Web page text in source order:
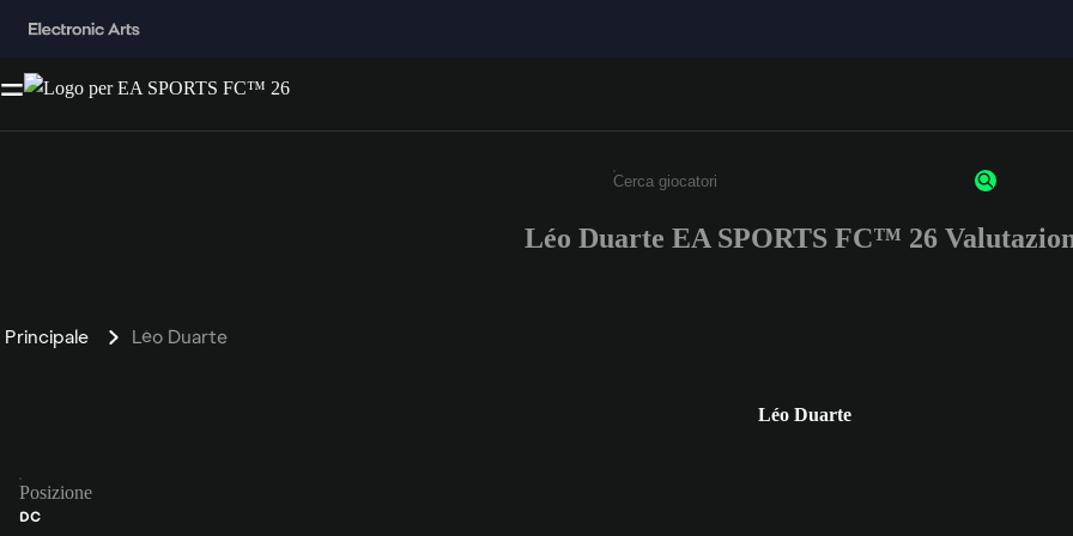
Inserisci un minimo di 3 caratteri o numeri.
Léo Duarte EA SPORTS FC™ 26
Principale Léo Duarte
Léo Duarte
Posizione
DC